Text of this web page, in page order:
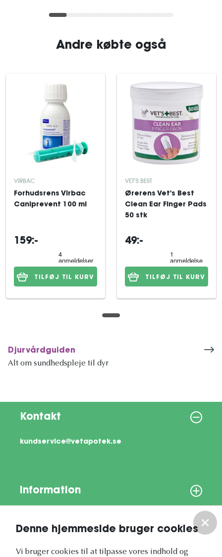
Denne hjemmeside bruger cookies
Vi bruger cookies til at tilpasse vores indhold og
Andre købte også
VIRBAC
Forhudsrens Virbac
Caniprevent 100 ml
159:-
TILFØJ TIL KURV
VET'S BEST
Ørerens Vet's Best
Clean Ear Finger Pads
50 stk
49:-
TILFØJ TIL KURV
Djurvårdguiden
Alt om sundhedspleje til dyr
Kontakt
kundservice@vetapotek.se
Information
Vores nyhedsbrev